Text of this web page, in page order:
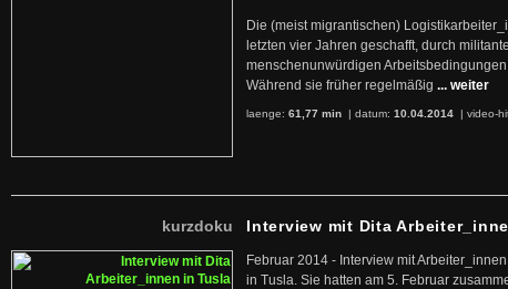
Die (meist migrantischen)
letzten vier Jahren geschafft, durch
menschenunwürdigen
Während sie früher regelmäßig ... weiter
laenge: 61,77 min | datum: 10.04.2014 | video-
kurzdoku Interview mit Dita
Februar 2014 - Interview mit
in Tusla. Sie hatten am 5. Februar